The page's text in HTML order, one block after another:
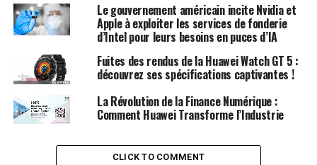
MTN, Airtel et IHS alertent sur une baisse des dépenses
au Nigeria et plaident pour une hausse des tarifs !
Le gouvernement américain incite Nvidia et
Apple à exploiter les services de fonderie
d’Intel pour leurs besoins en puces d’IA
Fuites des rendus de la Huawei Watch GT 5 :
découvrez ses spécifications captivantes !
La Révolution de la Finance Numérique :
Comment Huawei Transforme l’Industrie
CLICK TO COMMENT